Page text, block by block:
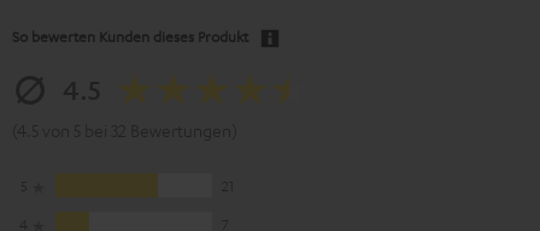
So bewerten Kunden dieses Produkt